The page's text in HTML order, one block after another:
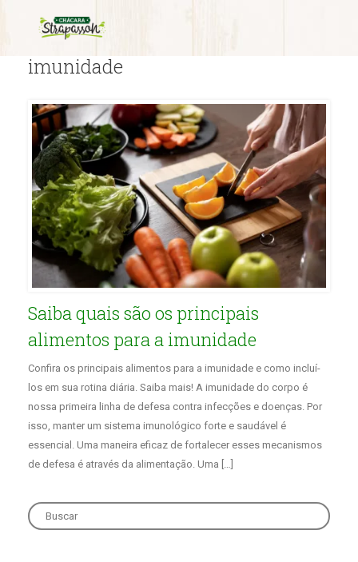
Tag Archives:
imunidade
Saiba quais são os principais
alimentos para a imunidade
Confira os principais alimentos para a imunidade e como incluí-
los em sua rotina diária. Saiba mais! A imunidade do corpo é
nossa primeira linha de defesa contra infecções e doenças. Por
isso, manter um sistema imunológico forte e saudável é
essencial. Uma maneira eficaz de fortalecer esses mecanismos
de defesa é através da alimentação. Uma […]
Search
for: